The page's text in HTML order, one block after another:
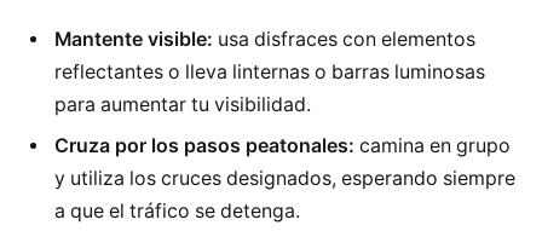
Mantente visible: usa disfraces con elementos
reflectantes o lleva linternas o barras luminosas
para aumentar tu visibilidad.
Cruza por los pasos peatonales: camina en grupo
y utiliza los cruces designados, esperando siempre
a que el tráfico se detenga.